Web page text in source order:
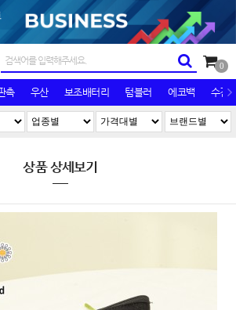
0
촉 우산 보조배터리 텀블러 에코백 수건/
상품 상세보기